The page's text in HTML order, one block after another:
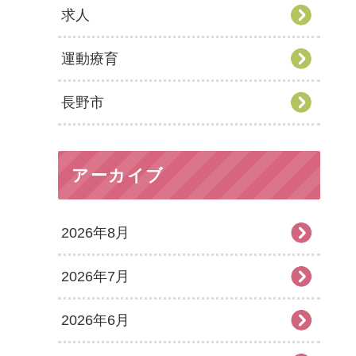
求人
運動療育
長野市
アーカイブ
2026年8月
2026年7月
2026年6月